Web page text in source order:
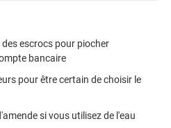
escrocs pour piocher
bancaire
pour être certain de choisir le
si vous utilisez de l'eau